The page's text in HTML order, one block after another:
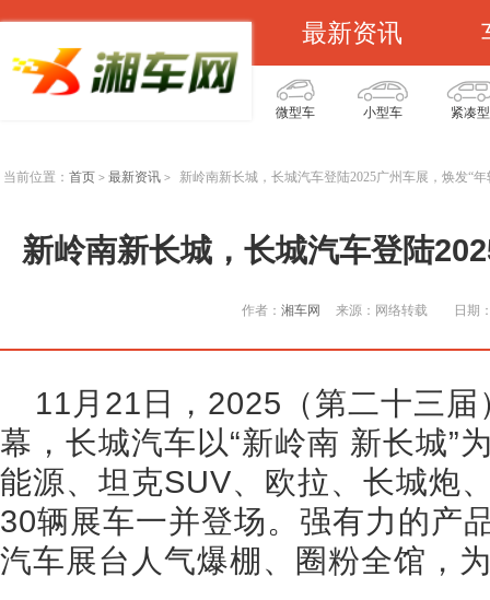
最新资讯
微型车 小型车 紧凑型
当前位置： 首页 > 最新资讯 > 新岭南新长城，长城汽车登陆2025广州车展，焕发“年
新岭南新长城，长城汽车登陆
作者： 湘车网 来源：网络转载 日期
11月21日，2025（第二十三
幕，长城汽车以“新岭南 新长城”
能源、坦克SUV、欧拉、长城炮
30辆展车一并登场。强有力的产
汽车展台人气爆棚、圈粉全馆，